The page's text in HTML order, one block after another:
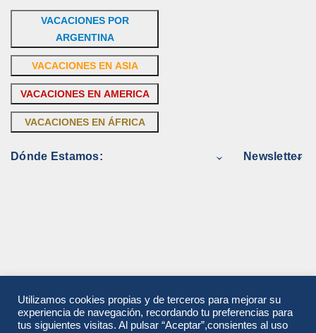
VACACIONES POR
ARGENTINA
VACACIONES EN ASIA
VACACIONES EN AMERICA
VACACIONES EN ÁFRICA
Dónde Estamos: Newsletter
Utilizamos cookies propias y de terceros para mejorar su
experiencia de navegación, recordando tu preferencias para
tus siguientes visitas. Al pulsar “Aceptar”,consientes al uso